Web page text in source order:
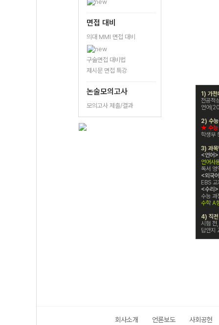
면접 대비
의대 MMI 면접 대비
구술면접 대비법
제시문 면접 특강
논술모의고사
모의고사 제출/결과
1) 가천
전공적
언어
2) 수능
★ 수능
학생부
3) 과목
<언어>
언어사
독서 영
<외국
EBS
<수리>
수능
수학 A
4) 직전
시험 전
답안지
회사소개 언론보도 사회공헌